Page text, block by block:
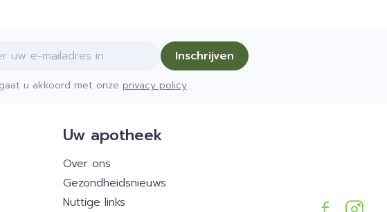
Inschrijven
u akkoord met onze privacy policy.
Uw apotheek
Over ons
Gezondheidsnieuws
Nuttige links